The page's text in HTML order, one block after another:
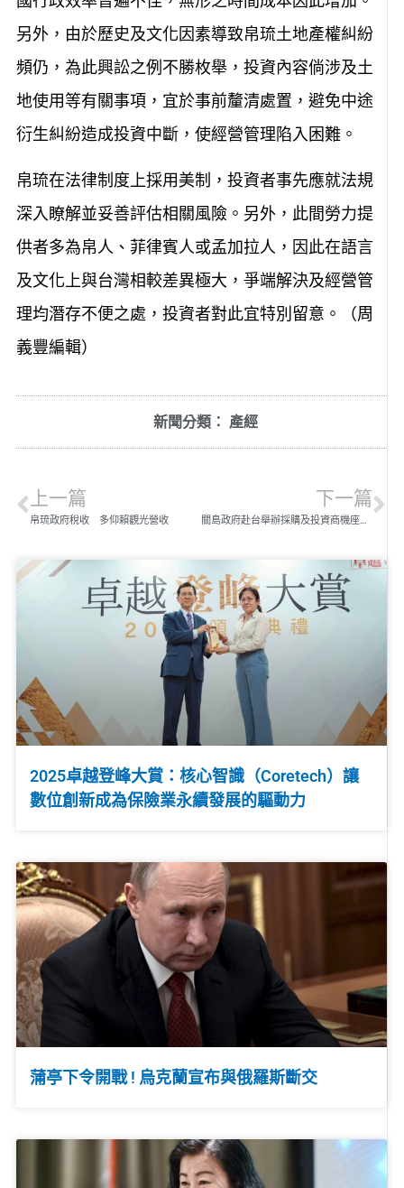
另外，由於歷史及文化因素導致帛琉土地產權糾紛
頻仍，為此興訟之例不勝枚舉，投資內容倘涉及土
地使用等有關事項，宜於事前釐清處置，避免中途
衍生糾紛造成投資中斷，使經營管理陷入困難。
帛琉在法律制度上採用美制，投資者事先應就法規
深入瞭解並妥善評估相關風險。另外，此間勞力提
供者多為帛人、菲律賓人或孟加拉人，因此在語言
及文化上與台灣相較差異極大，爭端解決及經營管
理均潛存不便之處，投資者對此宜特別留意。（周
義豐編輯）
新聞分類： 產經
上一篇
帛琉政府稅收 多仰賴觀光營收
下一篇
2025卓越登峰大賞：核心智識（Coretech）讓
數位創新成為保險業永續發展的驅動力
蒲亭下令開戰 ! 烏克蘭宣布與俄羅斯斷交